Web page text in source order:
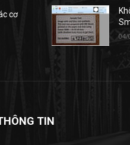
cơ
04/
TIN